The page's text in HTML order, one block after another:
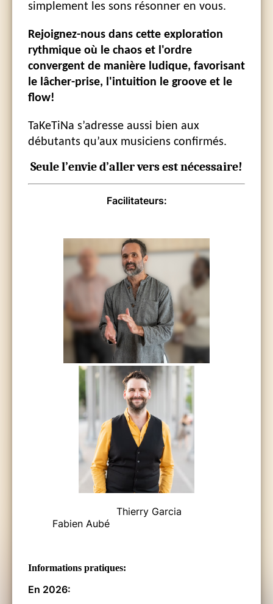
simplement les sons résonner en vous.
Rejoignez-nous dans cette exploration
rythmique où le chaos et l'ordre
convergent de manière ludique, favorisant
le lâcher-prise, l'intuition le groove et le
flow!
TaKeTiNa s’adresse aussi bien aux
débutants qu’aux musiciens confirmés.
Seule l’envie d’aller vers est nécessaire!
Facilitateurs:
Thierry Garcia
Fabien Aubé
Informations pratiques:
En 2026: